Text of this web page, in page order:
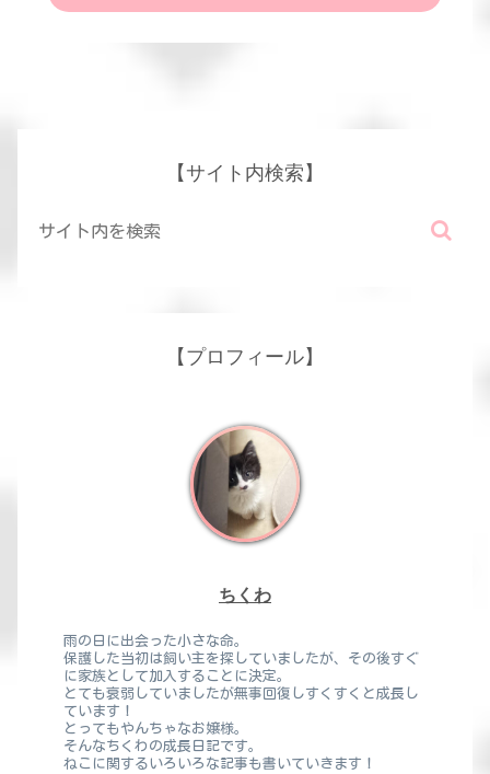
【サイト内検索】
【プロフィール】
ちくわ
雨の日に出会った小さな命。
保護した当初は飼い主を探していましたが、その後すぐ
に家族として加入することに決定。
とても衰弱していましたが無事回復しすくすくと成長し
ています！
とってもやんちゃなお嬢様。
そんなちくわの成長日記です。
ねこに関するいろいろな記事も書いていきます！